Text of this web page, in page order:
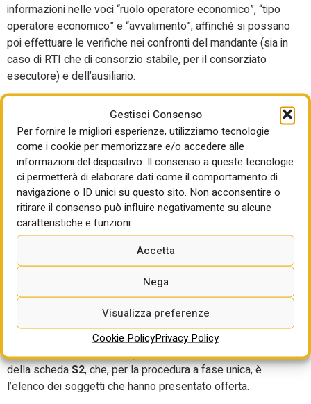
Gestisci Consenso
Per fornire le migliori esperienze, utilizziamo tecnologie
come i cookie per memorizzare e/o accedere alle
informazioni del dispositivo. Il consenso a queste tecnologie
ci permetterà di elaborare dati come il comportamento di
navigazione o ID unici su questo sito. Non acconsentire o
ritirare il consenso può influire negativamente su alcune
caratteristiche e funzioni.
Accetta
Nega
Visualizza preferenze
Cookie PolicyPrivacy Policy
informazioni nelle voci “ruolo operatore economico”, “tipo
operatore economico” e “avvalimento”, affinché si possano
poi effettuare le verifiche nei confronti del mandante (sia in
caso di RTI che di consorzio stabile, per il consorziato
esecutore) e dell’ausiliario.
Dal momento che le due schede, come visto al primo
punto, differiscono esclusivamente per la diversa modalità
di individuazione dei soggetti da consultare con la
procedura negoziata senza bando, in quanto nella P7_2
non si fa ricorso all’ulteriore fase della previa indagine di
mercato, ma si invitano i soggetti direttamente individuati
tramite elenchi di operatori economici, viene da sé che la
presente scheda è in tutto identica alla precedente
esaminata ad eccezione della fase di compilazione della
scheda S1.
Pertanto, per la procedura negoziata sotto soglia con invito
da elenco di operatori economici, alla compilazione della
scheda P7_2 (con rilascio del CIG, senza invio a TED per la
pubblicazione europea e con pubblicazione in ambito
nazionale nella PVL ANAC) segue direttamente quella
della schedaS2, che, per la procedura a fase unica, è
l’elenco dei soggetti che hanno presentato offerta.